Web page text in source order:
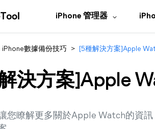
iPhone 管理器
iPhone數據備份技巧 > [5種解決方案]Apple
決方案]Apple
您瞭解更多關於Apple Watch的資